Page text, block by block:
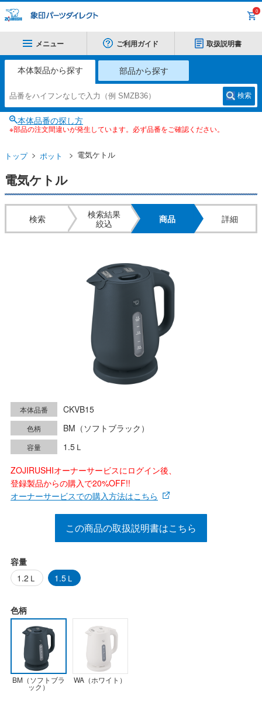
0
メニュー ご利用ガイド 取扱説明書
本体製品から探す 部品から探す
検索
本体品番の探し方
※部品の注文間違いが発生しています。必ず品番をご確認ください。
トップ ポット 電気ケトル
電気ケトル
検索
検索結果
絞込
商品 詳細
本体品番 CKVB15
色柄 BM（ソフトブラック）
容量
1.5Ｌ
ZOJIRUSHIオーナーサービスにログイン後、
登録製品からの購入で20%OFF!!
オーナーサービスでの購入方法はこちら
この商品の取扱説明書はこちら
容量
1.2Ｌ
1.5Ｌ
色柄
BM（ソフトブラ
ック）
WA（ホワイト）